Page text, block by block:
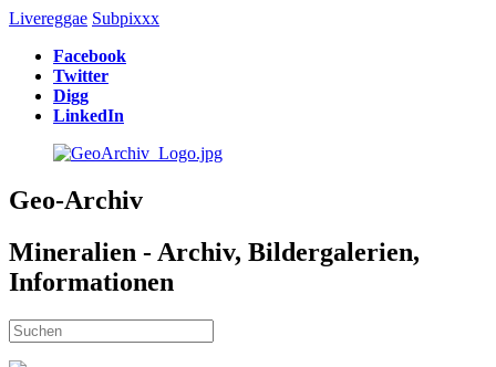
Livereggae Subpixxx
Facebook
Twitter
Digg
LinkedIn
Geo-Archiv
Mineralien - Archiv, Bildergalerien,
Informationen